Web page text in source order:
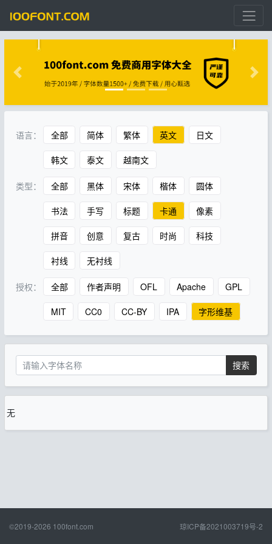
语言： 全部 简体 繁体 英文 日文
韩文 泰文 越南文
类型： 全部 黑体 宋体 楷体 圆体
书法 手写 标题 卡通 像素
拼音 创意 复古 时尚 科技
衬线 无衬线
授权： 全部 作者声明 OFL Apache GPL
MIT CC0 CC-BY IPA 字形维基
搜索
无
©2019-2026 100font.com 琼ICP备2021003719号-2